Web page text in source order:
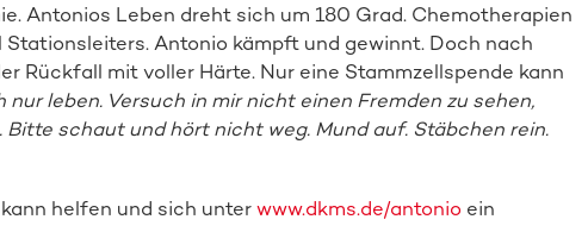
Antonios Leben dreht sich um 180 Grad. Chemotherapien
Antonio kämpft und gewinnt. Doch nach
Rückfall mit voller Härte. Nur eine Stammzellspende kann
nur leben. Versuch in mir nicht einen Fremden zu sehen,
schaut und hört nicht weg. Mund auf. Stäbchen rein.
helfen und sich unter www.dkms.de/antonio ein